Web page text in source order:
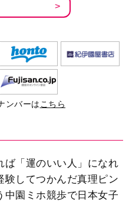
ンバーはこちら
ば「運のいい人」になれ
験してつかんだ真理ピン
中園ミホ競歩で日本女子